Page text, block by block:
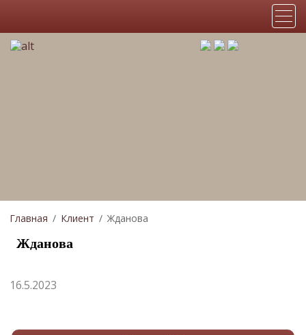
Главная Клиент Жданова
Жданова
16.5.2023